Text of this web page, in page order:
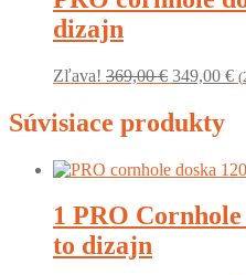
dizajn
Zľava! 369,00€ Original
was:
369,00 €.
349,00 € (
Súvisiace produkty
1 PRO
to dizajn